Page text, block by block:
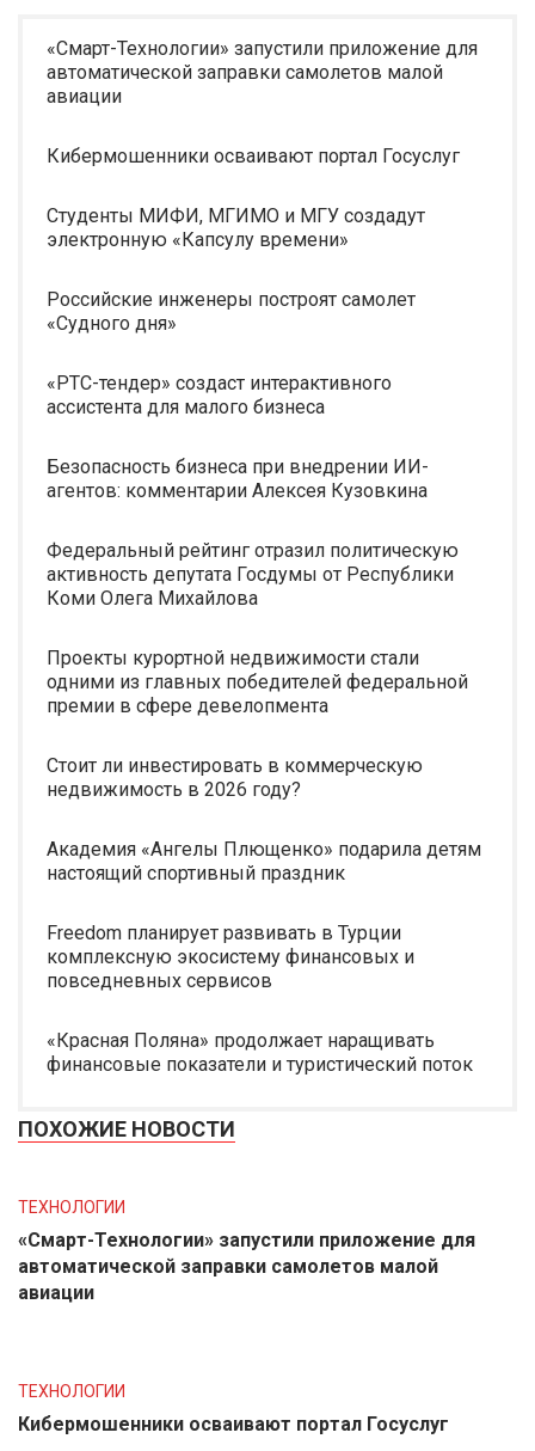
«Смарт-Технологии» запустили приложение для
автоматической заправки самолетов малой
авиации
Кибермошенники осваивают портал Госуслуг
Студенты МИФИ, МГИМО и МГУ создадут
электронную «Капсулу времени»
Российские инженеры построят самолет
«Судного дня»
«РТС-тендер» создаст интерактивного
ассистента для малого бизнеса
Безопасность бизнеса при внедрении ИИ-
агентов: комментарии Алексея Кузовкина
Федеральный рейтинг отразил политическую
активность депутата Госдумы от Республики
Коми Олега Михайлова
Проекты курортной недвижимости стали
одними из главных победителей федеральной
премии в сфере девелопмента
Стоит ли инвестировать в коммерческую
недвижимость в 2026 году?
Академия «Ангелы Плющенко» подарила детям
настоящий спортивный праздник
Freedom планирует развивать в Турции
комплексную экосистему финансовых и
повседневных сервисов
«Красная Поляна» продолжает наращивать
финансовые показатели и туристический поток
ПОХОЖИЕ НОВОСТИ
ТЕХНОЛОГИИ
«Смарт-Технологии» запустили приложение для
автоматической заправки самолетов малой
авиации
ТЕХНОЛОГИИ
Кибермошенники осваивают портал Госуслуг